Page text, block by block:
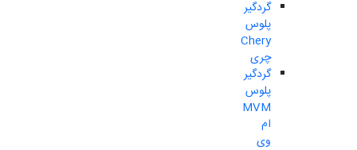
گردگیر
پلوس
Chery
چری
گردگیر
پلوس
MVM
ام
وی